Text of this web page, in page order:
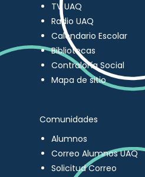
TV UAQ
Radio UAQ
Calendario Escolar
Bibliotecas
Contraloría Social
Mapa de sitio
Comunidades
Alumnos
Correo Alumnos UAQ
Solicitud Correo